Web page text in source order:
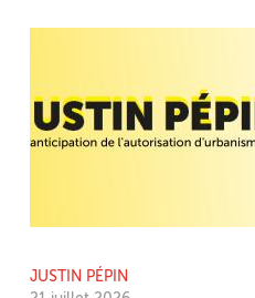
JUSTIN PÉPIN